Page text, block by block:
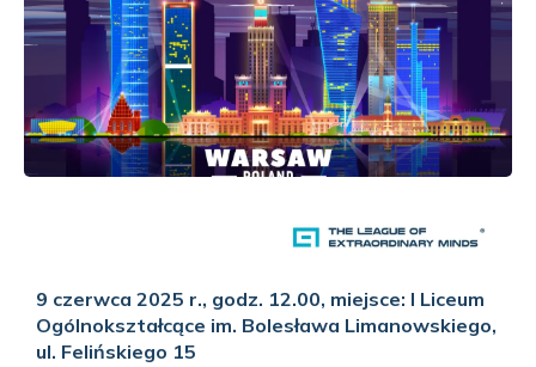
9 czerwca 2025 r., godz. 12.00, miejsce: I Liceum
Ogólnokształcące im. Bolesława Limanowskiego,
ul. Felińskiego 15